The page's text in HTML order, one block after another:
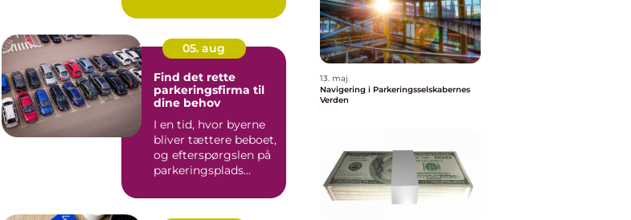
05. aug
Find det rette
parkeringsfirma til
dine behov
I en tid, hvor byerne
bliver tættere beboet,
og efterspørgslen på
parkeringsplads...
13. maj
Navigering i Parkeringsselskabernes
Verden